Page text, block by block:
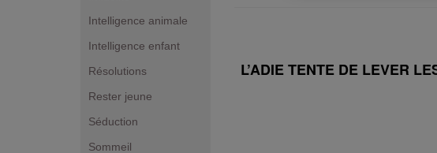
Intelligence animale
Intelligence enfant
Résolutions
Rester jeune
Séduction
Sommeil
L’ADIE TENTE DE LEVER